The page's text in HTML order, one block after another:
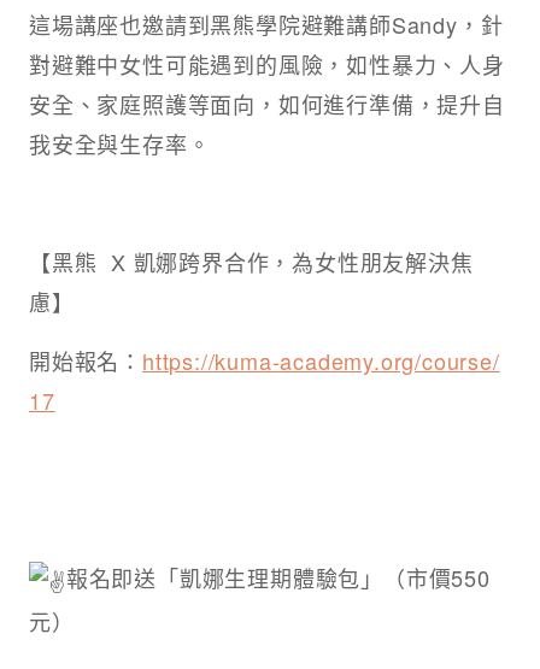
這場講座也邀請到黑熊學院避難講師Sandy，針
對避難中女性可能遇到的風險，如性暴力、人身
安全、家庭照護等面向，如何進行準備，提升自
我安全與生存率。
【黑熊 X 凱娜跨界合作，為女性朋友解決焦
慮】
開始報名： https://kuma-academy.org/course/
17
報名即送「凱娜生理期體驗包」（市價550
元）